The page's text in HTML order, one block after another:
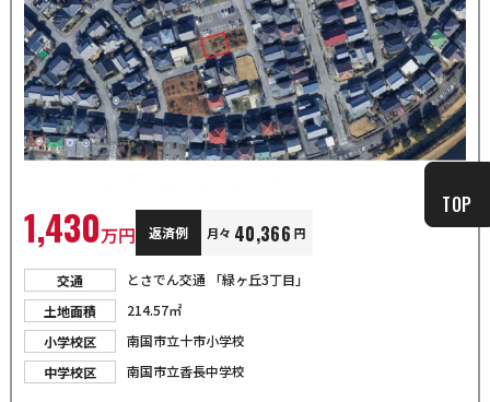
1,430万円 返済例 月々 40,366 円
交通 とさでん交通
「緑ヶ丘3丁目」
土地面積
214.57㎡
小学校区
南国市立十市小学校
中学校区
南国市立香長中学校
TOP